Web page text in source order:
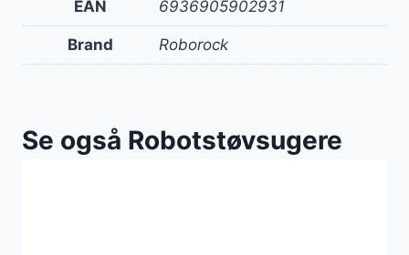
EAN 6936905902931
Brand Roborock
Se også Robotstøvsugere